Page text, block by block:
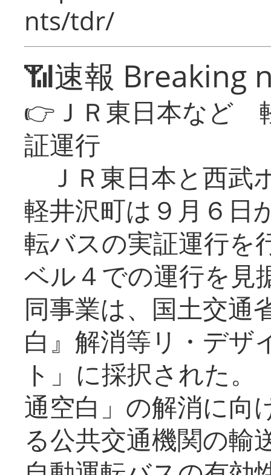
nts/tdr/
📶速報 Breaking
👉ＪＲ東日本など
証運行
ＪＲ東日本と西武
軽井沢町は９月６日
転バスの実証運行を
ベル４での運行を見
同事業は、国土交通
白』解消等リ・デザ
ト」に採択された
通空白」の解消に向
る公共交通機関の輸